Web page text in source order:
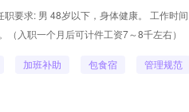
要求: 男 48岁以下，身体健康。 工作
（入职一个月后可计件工资7～8千左右）
加班补助 包食宿
管理规范